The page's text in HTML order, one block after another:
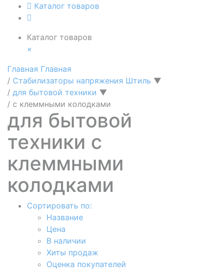
Каталог товаров
Каталог товаров
×
Главная Главная
/ Стабилизаторы напряжения Штиль ▼
/ для бытовой техники ▼
/ с клеммными колодками
для бытовой
техники с
клеммными
колодками
Сортировать по:
Название
Цена
В наличии
Хиты продаж
Оценка покупателей